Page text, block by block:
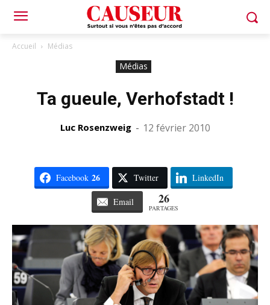
Accueil Médias
Médias
Ta gueule, Verhofstadt !
Luc Rosenzweig - 12 février 2010
Facebook 26 Twitter LinkedIn
Email 26
PARTAGES